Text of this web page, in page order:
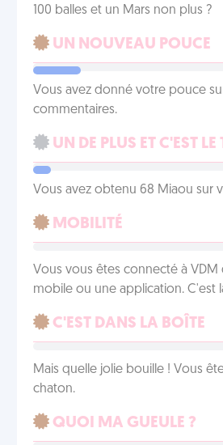
100 balles et un Mars non plus ?
UN NOUVEAU POUCE
Vous avez donné votre pouce
commentaires.
UN DE PLUS ET C'EST LE
Vous avez obtenu 68 Miaou sur
MOBILITÉ
Vous vous êtes connecté à VDM
mobile ou une application. C'est
C'EST DANS LA BOÎTE
Mais quelle jolie bouille ! Vous
chaton.
QUOI MA GUEULE ?